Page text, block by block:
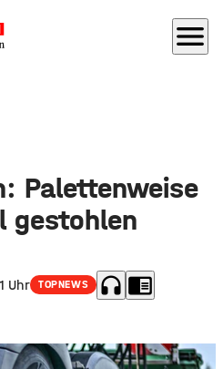
menu
Palettenweise
gestohlen
Uhr TOPNEWS headphones chrome_reader_mode